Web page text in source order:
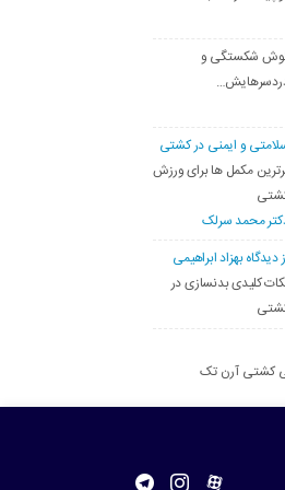
شکستگی و
و ایمنی در کشتی
مکمل ها برای ورزش
محمد سرلک
دیدگاه بهزاد ابراهیمی
کلیدی بدنسازی در
کشتی آرن تک